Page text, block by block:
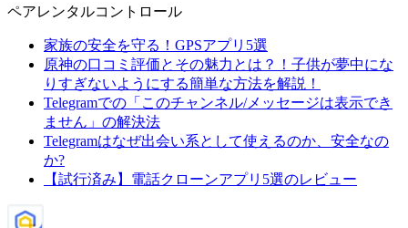
ペアレンタルコントロール
家族の安全を守る！GPSアプリ5選
原神の口コミ評価とその魅力とは？！子供が夢中にな
りすぎないようにする簡単な方法を解説！
Telegramでの「このチャンネル/メッセージは表示でき
ません」の解決法
Telegramはなぜ出会い系として使えるのか、安全なの
か?
【試行済み】電話クローンアプリ5選のレビュー